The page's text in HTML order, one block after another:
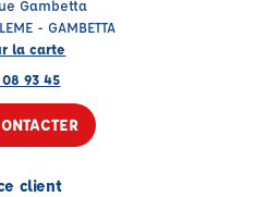
Gambetta
- GAMBETTA
la carte
93 45
client